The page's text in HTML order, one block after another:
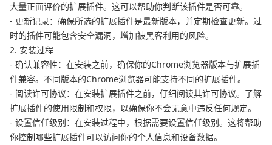
大量正面评价的扩展插件。这可以帮助你判断该插件是否可靠。
- 更新记录：确保所选的扩展插件是最新版本，并定期检查更新。过
时的插件可能包含安全漏洞，增加被黑客利用的风险。
2. 安装过程
- 确认兼容性：在安装之前，确保你的Chrome浏览器版本与扩展插
件兼容。不同版本的Chrome浏览器可能支持不同的扩展插件。
- 阅读许可协议：在安装扩展插件之前，仔细阅读其许可协议。了解
扩展插件的使用限制和权限，以确保你不会无意中违反任何规定。
- 设置信任级别：在安装过程中，根据需要设置信任级别。这将帮助
你控制哪些扩展插件可以访问你的个人信息和设备数据。